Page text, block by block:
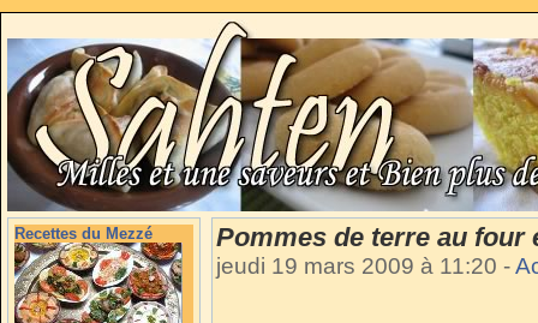
Recettes du Mezzé Pommes de terre au four
jeudi 19 mars 2009 à 11:20 -